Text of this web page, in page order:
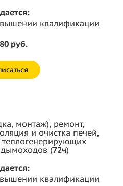
квалификации
руб.
монтаж), ремонт,
и очистка печей,
дымоходов (72ч)
квалификации